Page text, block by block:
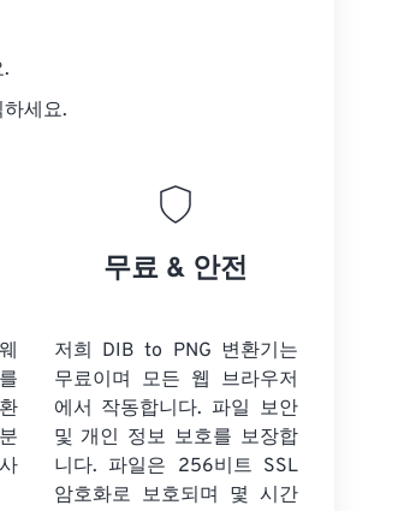
세요.
무료 & 안전
저희 DIB to PNG 변환기는
무료이며 모든 웹 브라우저
에서 작동합니다. 파일 보안
및 개인 정보 보호를 보장합
니다. 파일은 256비트 SSL
암호화로 보호되며 몇 시간